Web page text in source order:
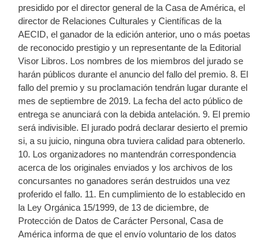
presidido por el director general de la Casa de América, el
director de Relaciones Culturales y Científicas de la
AECID, el ganador de la edición anterior, uno o más poetas
de reconocido prestigio y un representante de la Editorial
Visor Libros. Los nombres de los miembros del jurado se
harán públicos durante el anuncio del fallo del premio. 8. El
fallo del premio y su proclamación tendrán lugar durante el
mes de septiembre de 2019. La fecha del acto público de
entrega se anunciará con la debida antelación. 9. El premio
será indivisible. El jurado podrá declarar desierto el premio
si, a su juicio, ninguna obra tuviera calidad para obtenerlo.
10. Los organizadores no mantendrán correspondencia
acerca de los originales enviados y los archivos de los
concursantes no ganadores serán destruidos una vez
proferido el fallo. 11. En cumplimiento de lo establecido en
la Ley Orgánica 15/1999, de 13 de diciembre, de
Protección de Datos de Carácter Personal, Casa de
América informa de que el envío voluntario de los datos